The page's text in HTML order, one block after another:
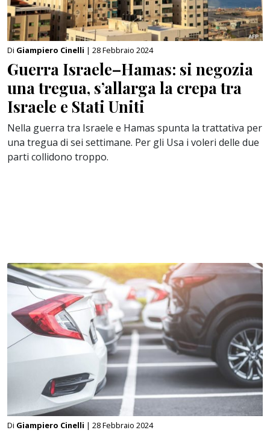
Di Giampiero Cinelli | 28 Febbraio 2024
Guerra Israele–Hamas: si negozia
una tregua, s’allarga la crepa tra
Israele e Stati Uniti
Nella guerra tra Israele e Hamas spunta la trattativa per
una tregua di sei settimane. Per gli Usa i voleri delle due
parti collidono troppo.
Di Giampiero Cinelli | 28 Febbraio 2024